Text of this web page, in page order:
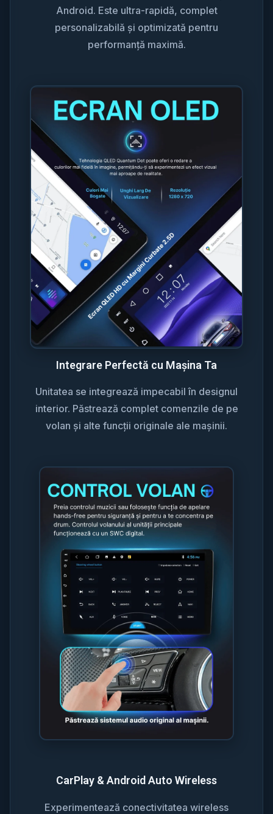
Android. Este ultra-rapidă, complet
personalizabilă și optimizată pentru
performanță maximă.
Integrare Perfectă cu Mașina Ta
Unitatea se integrează impecabil în designul
interior. Păstrează complet comenzile de pe
volan și alte funcții originale ale mașinii.
CarPlay & Android Auto Wireless
Experimentează conectivitatea wireless